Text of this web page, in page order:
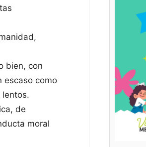
bien, con
escaso como
lentos.
de
moral